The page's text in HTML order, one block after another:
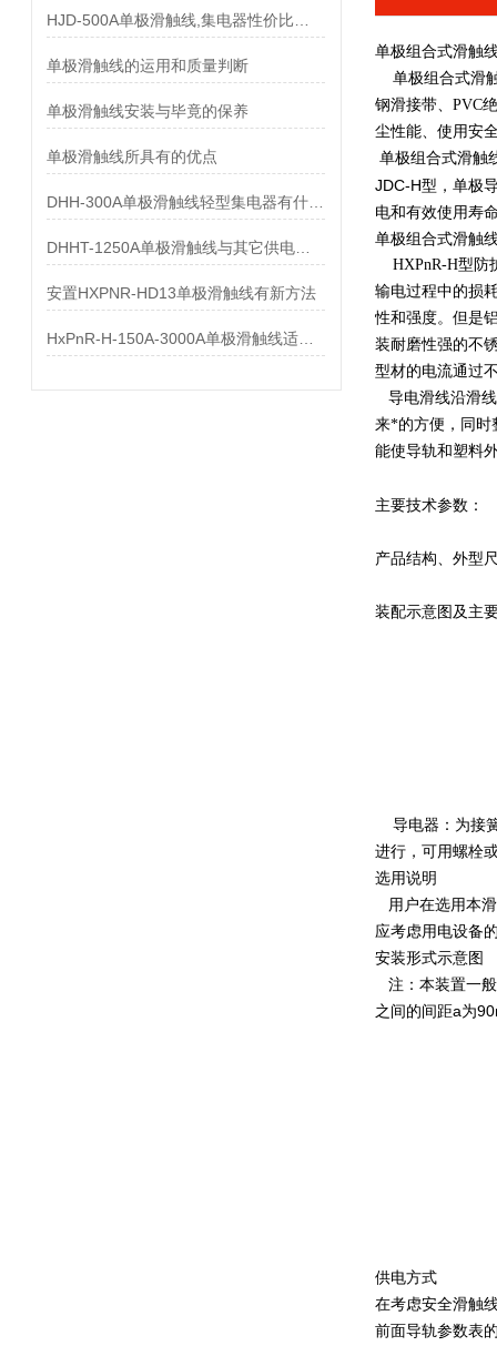
单极滑触线的运用和质量判断
单极滑触线安装与毕竟的保养
单极滑触线所具有的优点
安置HXPNR-HD13单极滑触线有新方法
单极组合式滑触
单极组合式滑触
钢滑接带、PVC
尘性能、使用安
单极组合式滑触
JDC-H型，单极
电和有效使用寿
单极组合式滑触
HXPnR-H型防
输电过程中的损
性和强度。但是
装耐磨性强的不
型材的电流通过
导电滑线沿滑线
来*的方便，同时
能使导轨和塑料
主要技术参数：
产品结构、外型
装配示意图及主
导电器：为接
进行，可用螺栓
选用说明
用户在选用本
应考虑用电设备
安装形式示意图
注：本装置一
之间的间距a为
供电方式
在考虑安全滑触
前面导轨参数表